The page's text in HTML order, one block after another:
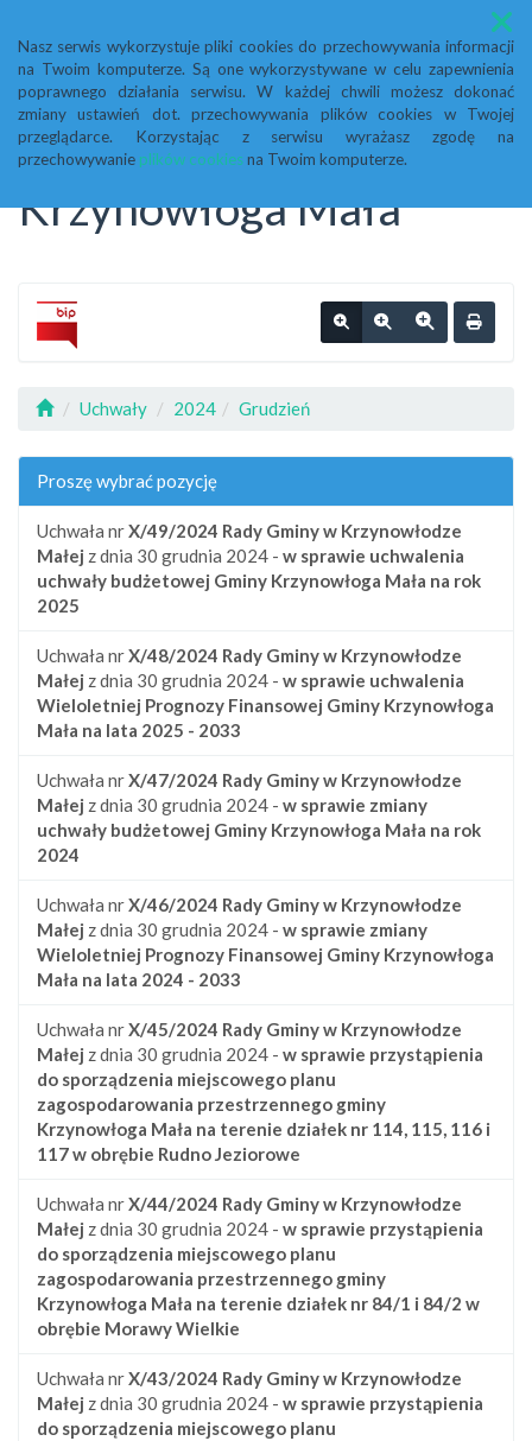
Nasz serwis wykorzystuje pliki cookies do przechowywania informacji
na Twoim komputerze. Są one wykorzystywane w celu zapewnienia
poprawnego działania serwisu. W każdej chwili możesz dokonać
zmiany ustawień dot. przechowywania plików cookies w Twojej
przeglądarce. Korzystając z serwisu wyrażasz zgodę na
przechowywanie plików cookiesna Twoim komputerze.
Menu
Biuletyn Informacji
Publicznej Urząd Gminy
Krzynowłoga Mała
Uchwały 2024 Grudzień
Proszę wybrać pozycję
Uchwała nrX/49/2024 Rady Gminy w Krzynowłodze
Małej z dnia 30 grudnia 2024 - w sprawie uchwalenia
uchwały budżetowej Gminy Krzynowłoga Mała na rok
2025
Uchwała nrX/48/2024 Rady Gminy w Krzynowłodze
Małej z dnia 30 grudnia 2024 - w sprawie uchwalenia
Wieloletniej Prognozy Finansowej Gminy Krzynowłoga
Mała na lata 2025 - 2033
Uchwała nrX/47/2024 Rady Gminy w Krzynowłodze
Małej z dnia 30 grudnia 2024 - w sprawie zmiany
uchwały budżetowej Gminy Krzynowłoga Mała na rok
2024
Uchwała nrX/46/2024 Rady Gminy w Krzynowłodze
Małej z dnia 30 grudnia 2024 - w sprawie zmiany
Wieloletniej Prognozy Finansowej Gminy Krzynowłoga
Mała na lata 2024 - 2033
Uchwała nrX/45/2024 Rady Gminy w Krzynowłodze
Małej z dnia 30 grudnia 2024 - w sprawie przystąpienia
do sporządzenia miejscowego planu
zagospodarowania przestrzennego gminy
Krzynowłoga Mała na terenie działek nr 114, 115, 116 i
117 w obrębie Rudno Jeziorowe
Uchwała nrX/44/2024 Rady Gminy w Krzynowłodze
Małej z dnia 30 grudnia 2024 - w sprawie przystąpienia
do sporządzenia miejscowego planu
zagospodarowania przestrzennego gminy
Krzynowłoga Mała na terenie działek nr 84/1 i 84/2 w
obrębie Morawy Wielkie
Uchwała nrX/43/2024 Rady Gminy w Krzynowłodze
Małej z dnia 30 grudnia 2024 - w sprawie przystąpienia
do sporządzenia miejscowego planu